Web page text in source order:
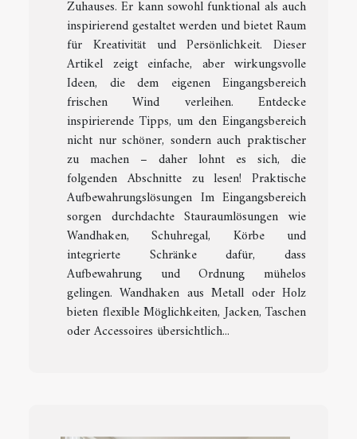
Zuhauses. Er kann sowohl funktional als auch
inspirierend gestaltet werden und bietet Raum
für Kreativität und Persönlichkeit. Dieser
Artikel zeigt einfache, aber wirkungsvolle
Ideen, die dem eigenen Eingangsbereich
frischen Wind verleihen. Entdecke
inspirierende Tipps, um den Eingangsbereich
nicht nur schöner, sondern auch praktischer
zu machen – daher lohnt es sich, die
folgenden Abschnitte zu lesen! Praktische
Aufbewahrungslösungen Im Eingangsbereich
sorgen durchdachte Stauraumlösungen wie
Wandhaken, Schuhregal, Körbe und
integrierte Schränke dafür, dass
Aufbewahrung und Ordnung mühelos
gelingen. Wandhaken aus Metall oder Holz
bieten flexible Möglichkeiten, Jacken, Taschen
oder Accessoires übersichtlich...